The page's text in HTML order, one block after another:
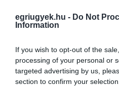
egriugyek.hu - Do Not
Information
If you wish to opt-out of the
processing of your personal or
targeted advertising by us,
section to confirm your
Legfrissebb híreink